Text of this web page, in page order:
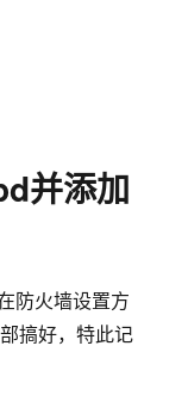
并添加
防火墙设置方
搞好，特此记